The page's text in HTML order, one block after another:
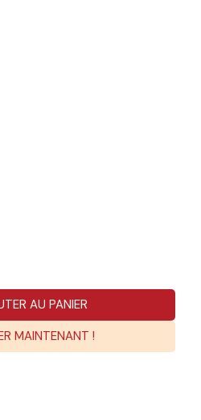
AU PANIER
MAINTENANT !